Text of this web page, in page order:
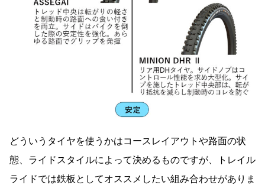
どういうタイヤを使うかはコースレイアウトや路面の状
態、ライドスタイルによって決めるものですが、トレイル
ライドでは鉄板としてオススメしたい組み合わせがありま